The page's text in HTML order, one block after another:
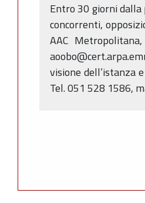
Entro 30 giorni
concorrenti,
AAC
visione dell’istanza
Tel. 051 528 1586,